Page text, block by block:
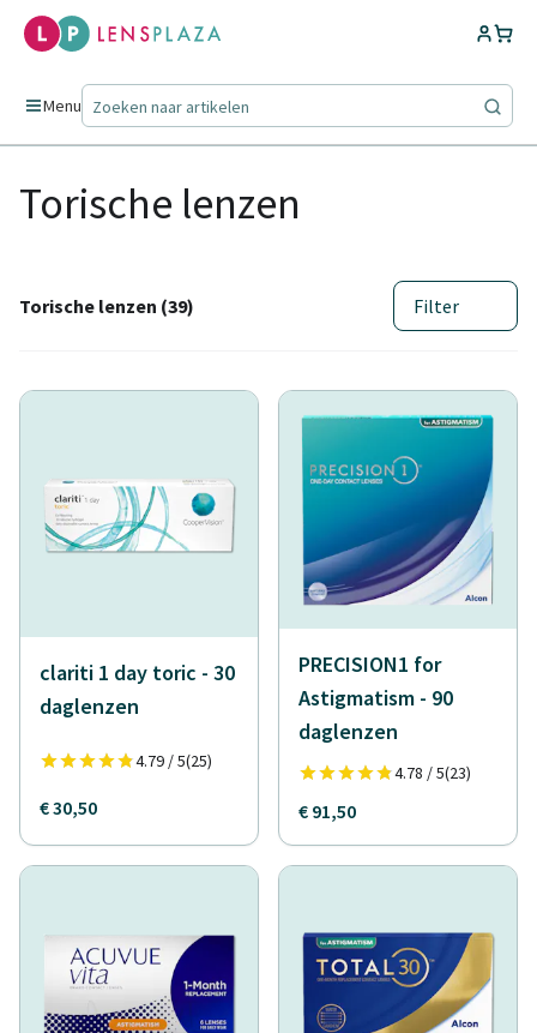
Menu
Torische lenzen
Torische lenzen (39) Filter
clariti 1 day toric - 30
daglenzen
4.79 / 5(25)
€ 30,50
PRECISION1 for
Astigmatism - 90
daglenzen
4.78 / 5(23)
€ 91,50